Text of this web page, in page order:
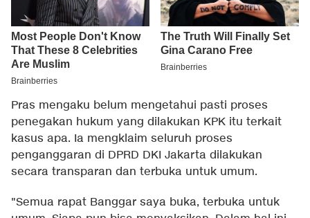
Pras mengaku belum mengetahui pasti proses
penegakan hukum yang dilakukan KPK itu terkait
kasus apa. Ia mengklaim seluruh proses
penganggaran di DPRD DKI Jakarta dilakukan
secara transparan dan terbuka untuk umum.
"Semua rapat Banggar saya buka, terbuka untuk